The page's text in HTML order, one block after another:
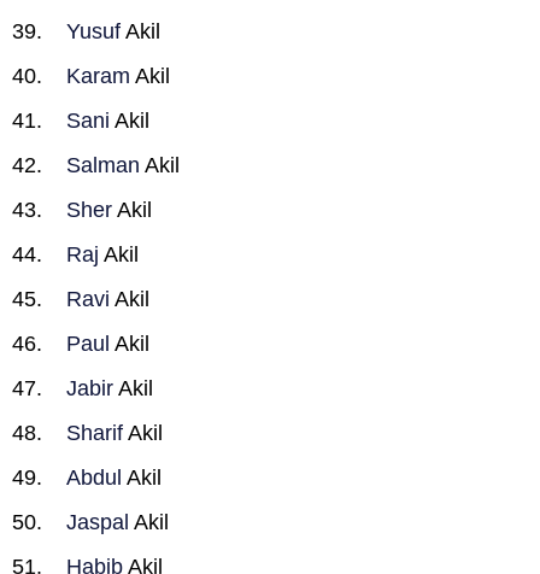
Yusuf Akil
Karam Akil
Sani Akil
Salman Akil
Sher Akil
Raj Akil
Ravi Akil
Paul Akil
Jabir Akil
Sharif Akil
Abdul Akil
Jaspal Akil
Habib Akil